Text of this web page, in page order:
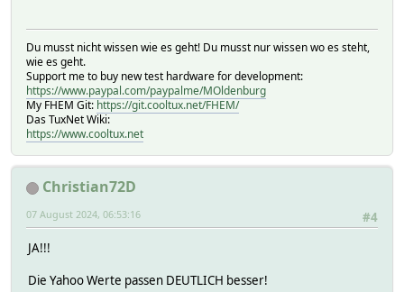
Du musst nicht wissen wie es geht! Du musst nur wissen wo es steht,
wie es geht.
Support me to buy new test hardware for development:
https://www.paypal.com/paypalme/MOldenburg
My FHEM Git: https://git.cooltux.net/FHEM/
Das TuxNet Wiki:
https://www.cooltux.net
Christian72D
#4
07 August 2024, 06:53:16
JA!!!
Die Yahoo Werte passen DEUTLICH besser!